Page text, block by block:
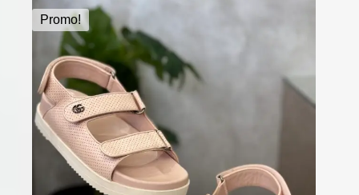
Promo!